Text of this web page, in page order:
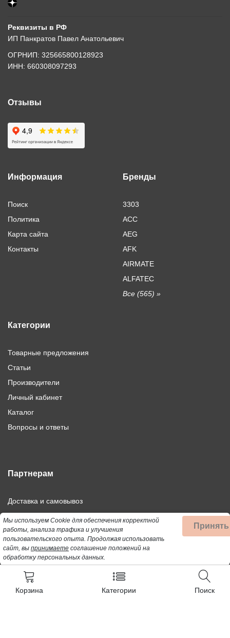
Корзина Категории Поиск
Реквизиты в РФ
ИП Панкратов Павел Анатольевич
ОГРНИП: 325665800128923
ИНН: 660308097293
Отзывы
Информация
Поиск
Политика
Карта сайта
Контакты
Бренды
3303
ACC
AEG
AFK
AIRMATE
ALFATEC
Все (565) »
Категории
Товарные предложения
Статьи
Производители
Личный кабинет
Каталог
Вопросы и ответы
Партнерам
Доставка и самовывоз
Франшиза
Оптовым покупателям
Мы используем Cookie для обеспечения корректной
работы, анализа трафика и улучшения
пользовательского опыта. Продолжая использовать
сайт, вы принимаете соглашение положений на
обработку персональных данных.
Принять